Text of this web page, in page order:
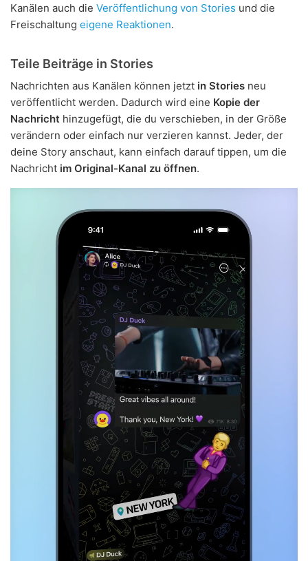
Kanälen auch die Veröffentlichung von Stories und die
Freischaltung eigene Reaktionen.
Teile Beiträge in Stories
Nachrichten aus Kanälen können jetzt in Stories neu
veröffentlicht werden. Dadurch wird eine Kopie der
Nachricht hinzugefügt, die du verschieben, in der Größe
verändern oder einfach nur verzieren kannst. Jeder, der
deine Story anschaut, kann einfach darauf tippen, um die
Nachricht im Original-Kanal zu öffnen.